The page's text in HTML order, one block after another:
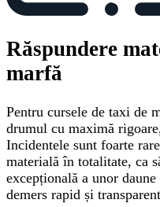
Răspundere
marfă
Pentru cursele de taxi de
drumul cu maximă
Incidentele sunt foarte
materială în totalitate, ca
excepțională a unor
demers rapid și